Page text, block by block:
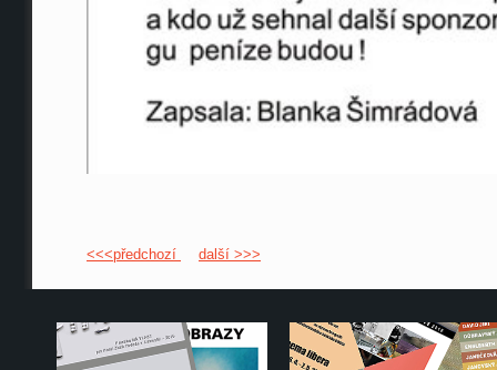
<<<předchozí další >>>